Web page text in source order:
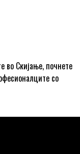
во Скијање, почнете
со